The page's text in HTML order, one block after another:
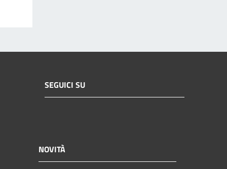
SEGUICI SU
NOVITÀ